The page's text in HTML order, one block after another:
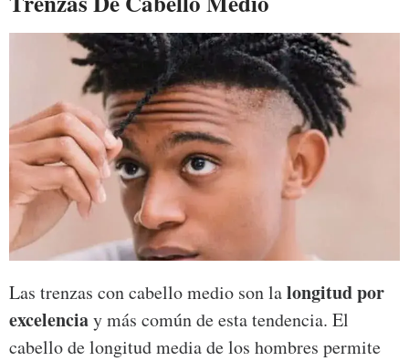
Las trenzas con cabello medio son lalongitud por
excelenciay más común de esta tendencia. El
cabello de longitud media de los hombres permite